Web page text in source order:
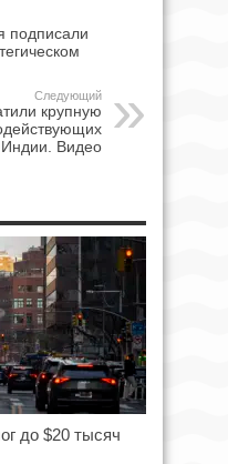
подписали
Следующий
крупную
Индии. Видео
до $20 тысяч